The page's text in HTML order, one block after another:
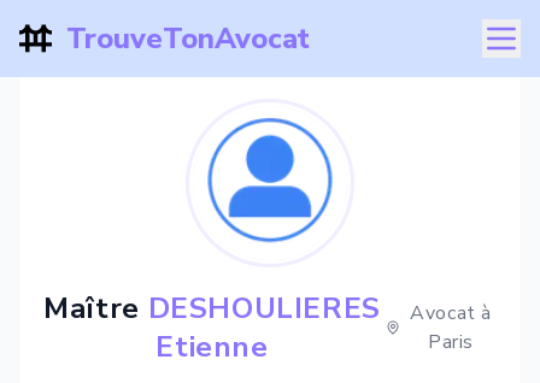
TrouveTonAvocat
Maître DESHOULIERES
Etienne
Avocat à
Paris